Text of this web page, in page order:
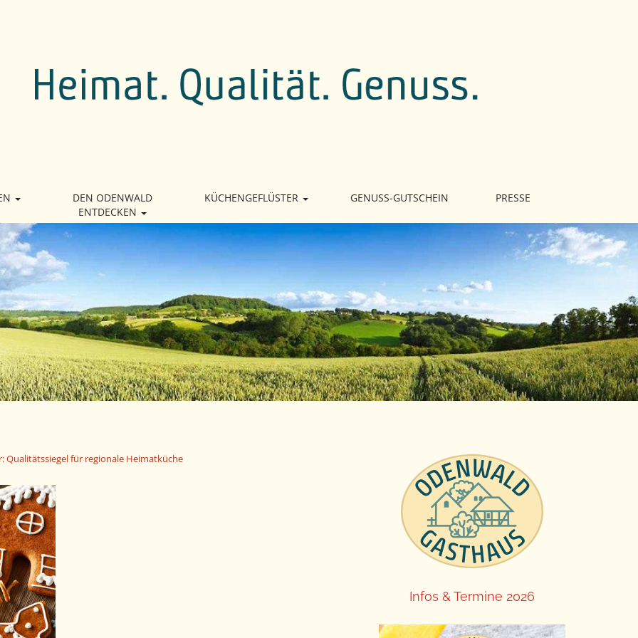
DEN ODENWALD
ENTDECKEN
KÜCHENGEFLÜSTER GENUSS-GUTSCHEIN PRESSE
Qualitätssiegel für regionale Heimatküche
Infos & Termine 2026